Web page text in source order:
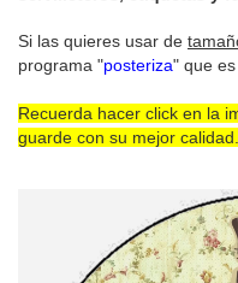
Si las quieres usar de
programa "posteriza" que es
Recuerda hacer click en la
guarde con su mejor calidad.